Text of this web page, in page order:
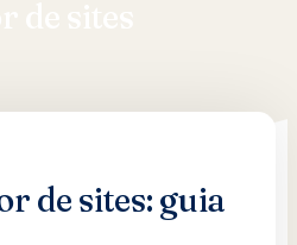
de sites: guia